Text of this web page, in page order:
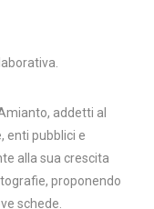
addetti al
enti pubblici e
alla sua crescita
proponendo
schede.